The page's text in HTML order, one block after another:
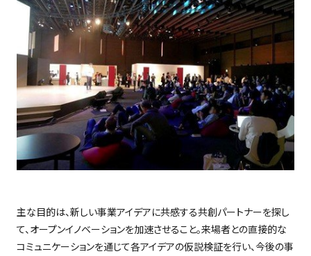
主な目的は、新しい事業アイデアに共感する共創パートナーを探し
て、オープンイノベーションを加速させること。来場者との直接的な
コミュニケーションを通じて各アイデアの仮説検証を行い、今後の事